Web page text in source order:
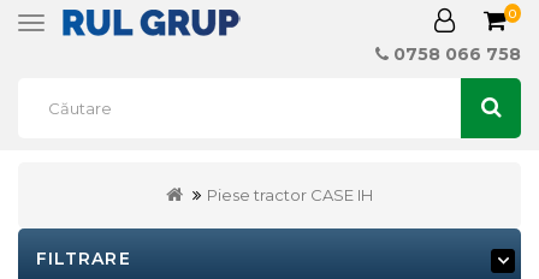
Toggle
0
0758 066 758
Piese tractor CASE IH
FILTRARE